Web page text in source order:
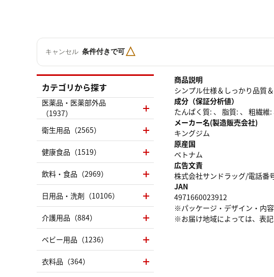
キャンセル 条件付きで可△
商品説明
シンプル仕様＆しっかり品質
成分（保証分析値）
たんぱく質: 、 脂質: 、 粗繊維
メーカー名(製造販売会社)
キングジム
原産国
ベトナム
広告文責
株式会社サンドラッグ/電話番
JAN
4971660023912
※パッケージ・デザイン・内
※お届け地域によっては、表
カテゴリから探す
医薬品・医薬部外品
（1937）
衛生用品（2565）
健康食品（1519）
飲料・食品（2969）
日用品・洗剤（10106）
介護用品（884）
ベビー用品（1236）
衣料品（364）